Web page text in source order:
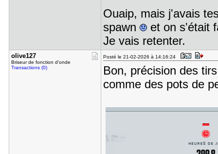
Ouaip, mais j'avais
spawn
et on s'était
Je vais retenter.
olive127
Briseur de fonction d'onde
Transactions (0)
Posté le 21-02-2026 à 14:16:24
Bon, précision des
comme des pots de